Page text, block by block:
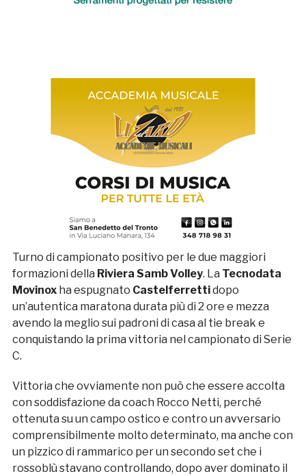
Turno di campionato positivo per le due maggiori
formazioni della Riviera Samb Volley. La Tecnodata
Movinoxha espugnato Castelferrettidopo
un’autentica maratona durata più di 2 ore e mezza
avendo la meglio sui padroni di casa al tie break e
conquistando la prima vittoria nel campionato di Serie
C.
Vittoria che ovviamente non può che essere accolta
con soddisfazione da coach Rocco Netti, perché
ottenuta su un campo ostico e contro un avversario
comprensibilmente molto determinato, ma anche con
un pizzico di rammarico per un secondo set che i
rossoblù stavano controllando, dopo aver dominato il